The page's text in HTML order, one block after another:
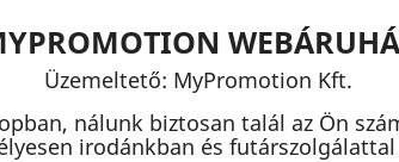
Üzemeltető: MyPromotion Kft.
nálunk biztosan talál az Ön
irodánkban és